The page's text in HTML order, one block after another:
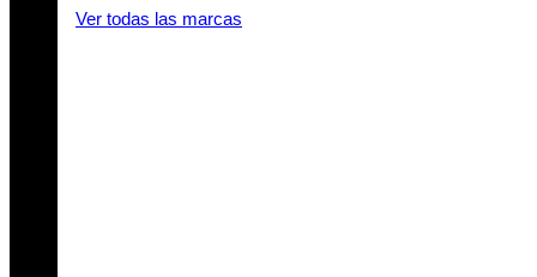
Ver todas las marcas